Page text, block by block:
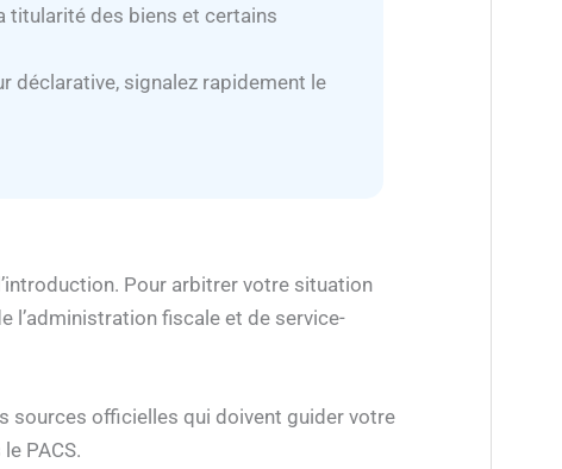
titularité des biens et certains
déclarative, signalez rapidement le
Pour arbitrer votre situation
l’administration fiscale et de service-
sources officielles qui doivent guider votre
PACS.